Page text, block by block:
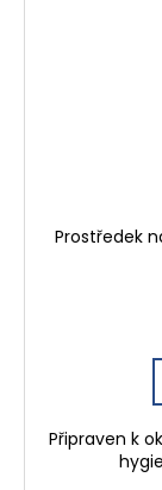
Prostředek
Připraven k